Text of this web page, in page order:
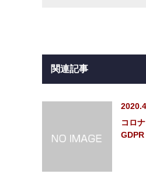
関連記事
コロ